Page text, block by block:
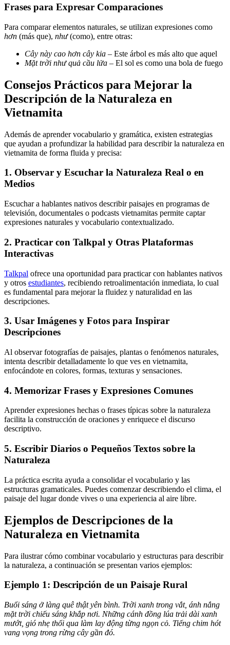
Frases para Expresar Comparaciones
Para comparar elementos naturales, se utilizan expresiones como
hơn (más que), như(como), entre otras:
Cây này cao hơn cây kia – Este árbol es más alto que aquel
Mặt trời như quả cầu lửa – El sol es como una bola de fuego
Consejos Prácticos para Mejorar la
Descripción de la Naturaleza en
Vietnamita
Además de aprender vocabulario y gramática, existen estrategias
que ayudan a profundizar la habilidad para describir la naturaleza en
vietnamita de forma fluida y precisa:
1. Observar y Escuchar la Naturaleza Real o en
Medios
Escuchar a hablantes nativos describir paisajes en programas de
televisión, documentales o podcasts vietnamitas permite captar
expresiones naturales y vocabulario contextualizado.
2. Practicar con Talkpal y Otras Plataformas
Interactivas
Talkpal ofrece una oportunidad para practicar con hablantes nativos
y otros estudiantes, recibiendo retroalimentación inmediata, lo cual
es fundamental para mejorar la fluidez y naturalidad en las
descripciones.
3. Usar Imágenes y Fotos para Inspirar
Descripciones
Al observar fotografías de paisajes, plantas o fenómenos naturales,
intenta describir detalladamente lo que ves en vietnamita,
enfocándote en colores, formas, texturas y sensaciones.
4. Memorizar Frases y Expresiones Comunes
Aprender expresiones hechas o frases típicas sobre la naturaleza
facilita la construcción de oraciones y enriquece el discurso
descriptivo.
5. Escribir Diarios o Pequeños Textos sobre la
Naturaleza
La práctica escrita ayuda a consolidar el vocabulario y las
estructuras gramaticales. Puedes comenzar describiendo el clima, el
paisaje del lugar donde vives o una experiencia al aire libre.
Ejemplos de Descripciones de la
Naturaleza en Vietnamita
Para ilustrar cómo combinar vocabulario y estructuras para describir
la naturaleza, a continuación se presentan varios ejemplos:
Ejemplo 1: Descripción de un Paisaje Rural
Buổi sáng ở làng quê thật yên bình. Trời xanh trong vắt, ánh nắng
mặt trời chiếu sáng khắp nơi. Những cánh đồng lúa trải dài xanh
mướt, gió nhẹ thổi qua làm lay động từng ngọn cỏ. Tiếng chim hót
vang vọng trong rừng cây gần đó.